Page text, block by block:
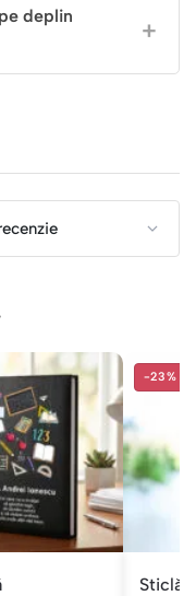
deplin
-23%
Sticlă